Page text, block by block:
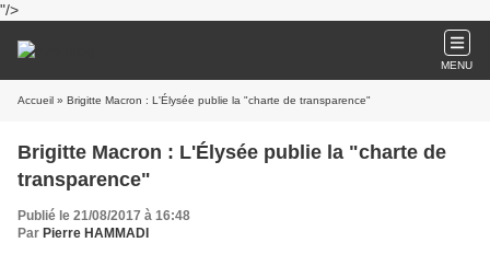
"/>
MENU
Accueil » Brigitte Macron : L'Élysée publie la "charte de transparence"
Brigitte Macron : L'Élysée publie la "charte de
transparence"
Publié le 21/08/2017 à 16:48
Par Pierre HAMMADI